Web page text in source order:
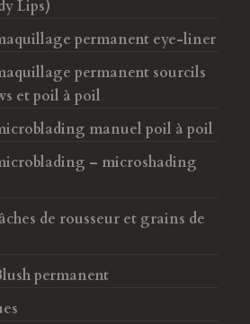
Lips)
permanent eye-liner
permanent sourcils
et poil à poil
manuel poil à poil
– microshading
de rousseur et grains de
permanent